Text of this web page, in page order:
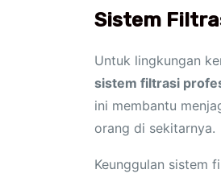
Sistem
Untuk lingkungan
sistem filtrasi
ini membantu
orang di sekitarnya.
Keunggulan sistem